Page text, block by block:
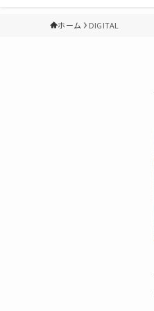
ホーム DIGITAL